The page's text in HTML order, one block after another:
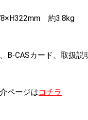
約3.8kg
B-CASカード、取扱説
ページはコチラ